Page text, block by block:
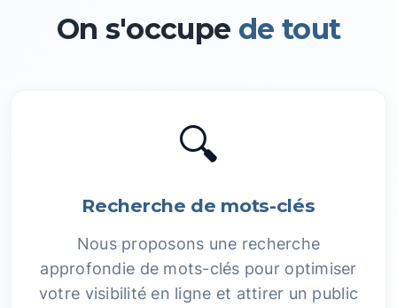
On s'occupe de tout
🔍
Recherche de mots-clés
Nous proposons une recherche
approfondie de mots-clés pour optimiser
votre visibilité en ligne et attirer un public